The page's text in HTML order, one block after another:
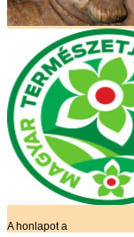
A honlapot a